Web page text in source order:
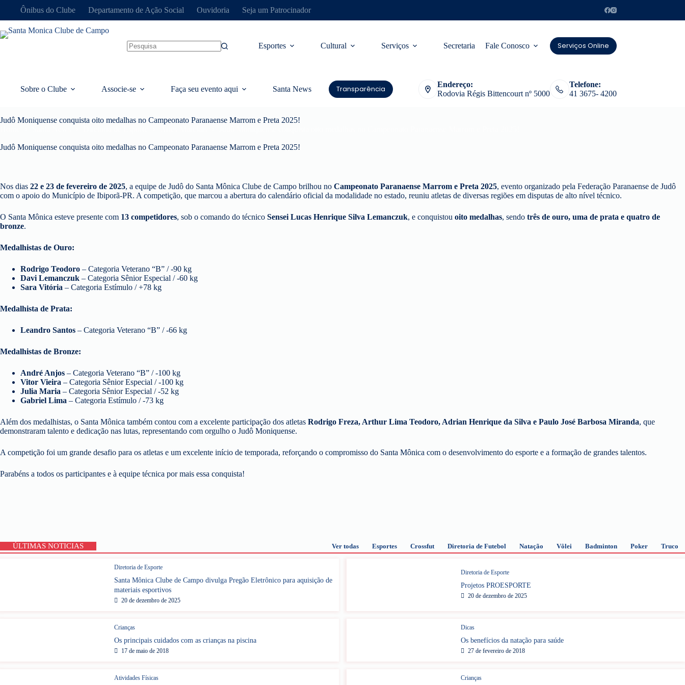
Ônibus do Clube Departamento de Ação Social Ouvidoria Seja um Patrocinador
Esportes Cultural Serviços Secretaria Fale Conosco Serviços Online
Sobre o Clube Associe-se Faça seu evento aqui Santa News Transparência
Endereço:
Rodovia Régis Bittencourt nº 5000
Telefone:
41 3675- 4200
Judô Moniquense conquista oito medalhas no Campeonato Paranaense Marrom e Preta 2025!
Judô Moniquense conquista oito medalhas no Campeonato Paranaense Marrom e Preta 2025!
Nos dias 22 e 23 de fevereiro de 2025, a equipe de Judô do Santa Mônica Clube de Campo brilhou no Campeonato Paranaense Marrom e Preta 2025, evento organizado pela Federação Paranaense de Judô
com o apoio do Município de Ibiporã-PR. A competição, que marcou a abertura do calendário oficial da modalidade no estado, reuniu atletas de diversas regiões em disputas de alto nível técnico.
O Santa Mônica esteve presente com 13 competidores, sob o comando do técnico Sensei Lucas Henrique Silva Lemanczuk, e conquistou oito medalhas, sendo três de ouro, uma de prata e quatro de
bronze.
Medalhistas de Ouro:
Rodrigo Teodoro – Categoria Veterano “B” / -90 kg
Davi Lemanczuk – Categoria Sênior Especial / -60 kg
Sara Vitória – Categoria Estímulo / +78 kg
Medalhista de Prata:
Leandro Santos – Categoria Veterano “B” / -66 kg
Medalhistas de Bronze:
André Anjos – Categoria Veterano “B” / -100 kg
Vitor Vieira – Categoria Sênior Especial / -100 kg
Julia Maria – Categoria Sênior Especial / -52 kg
Gabriel Lima – Categoria Estímulo / -73 kg
Além dos medalhistas, o Santa Mônica também contou com a excelente participação dos atletas Rodrigo Freza, Arthur Lima Teodoro, Adrian Henrique da Silva e Paulo José Barbosa Miranda, que
demonstraram talento e dedicação nas lutas, representando com orgulho o Judô Moniquense.
A competição foi um grande desafio para os atletas e um excelente início de temporada, reforçando o compromisso do Santa Mônica com o desenvolvimento do esporte e a formação de grandes talentos.
Parabéns a todos os participantes e à equipe técnica por mais essa conquista!
ÚLTIMAS NOTICIAS Ver todas Esportes Crossfut Diretoria de Futebol Natação Vôlei Badminton Poker Truco
Diretoria de Esporte
Santa Mônica Clube de Campo divulga Pregão Eletrônico para aquisição de
materiais esportivos
20 de dezembro de 2025
Diretoria de Esporte
Projetos PROESPORTE
20 de dezembro de 2025
Crianças
Os principais cuidados com as crianças na piscina
17 de maio de 2018
Dicas
Os benefícios da natação para saúde
27 de fevereiro de 2018
Atividades Físicas Crianças